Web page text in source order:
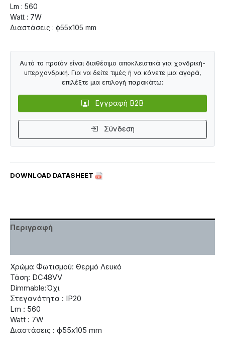
Lm : 560
Watt : 7W
Διαστάσεις : ф55х105 mm
DOWNLOAD DATASHEET
Αυτό το προϊόν είναι διαθέσιμο αποκλειστικά για χονδρική-
υπερχονδρική. Για να δείτε τιμές ή να κάνετε μια αγορά,
επιλέξτε μια επιλογή παρακάτω:
Εγγραφή B2B
Σύνδεση
Περιγραφή
Χρώμα Φωτισμού: Θερμό Λευκό
Τάση: DC48VV
Dimmable:Όχι
Στεγανότητα : IP20
Lm : 560
Watt : 7W
Διαστάσεις : ф55х105 mm